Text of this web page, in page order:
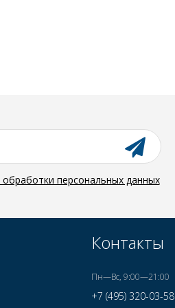
обработки персональных данных
Контакты
Пн—Вс, 9:00—21:00
+7 (495) 320-03-58